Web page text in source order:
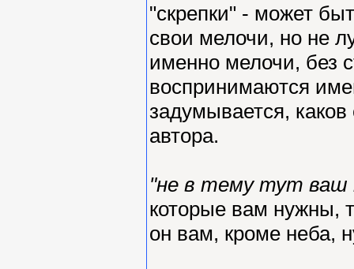
"скрепки" - может
свои мелочи, но не
именно мелочи, без
воспринимаются
задумывается,
автора.
"не в тему тут ваш
которые вам нужны,
он вам, кроме неба,